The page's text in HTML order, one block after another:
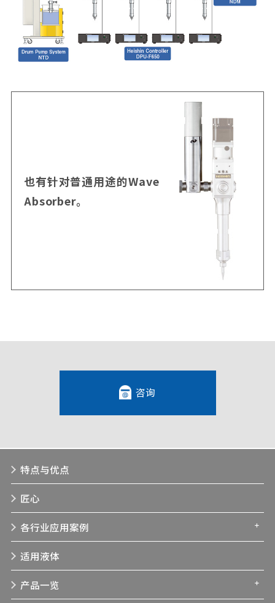
也有针对普通用途的Wave
Absorber。
咨询
特点与优点
匠心
各行业应用案例
适用液体
产品一览